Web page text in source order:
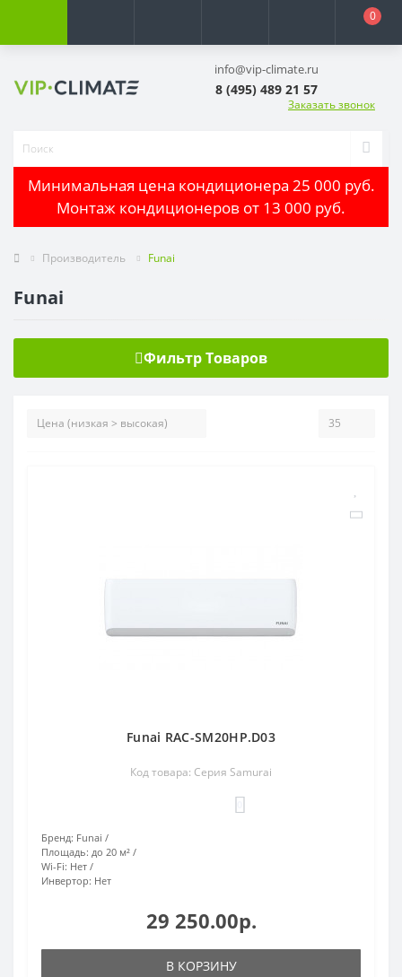
0
info@vip-climate.ru
8 (495) 489 21 57
Заказать звонок
Минимальная цена кондиционера 25 000 руб.
Монтаж кондиционеров от 13 000 руб.
Производитель Funai
Funai
Фильтр Товаров
Funai RAC-SM20HP.D03
Код товара: Серия Samurai
Бренд: Funai
Площадь: до 20 м²
Wi-Fi: Нет
Инвертор: Нет
29 250.00р.
В КОРЗИНУ